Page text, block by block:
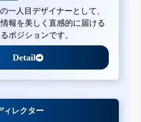
一人目デザイナーとして、
報を美しく直感的に届ける
ポジションです。
Detail
ィレクター